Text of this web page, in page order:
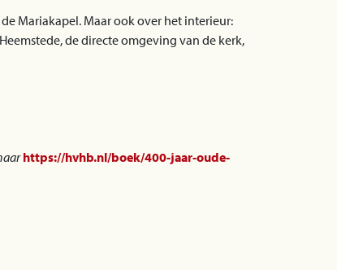
Mariakapel. Maar ook over het interieur:
de directe omgeving van de kerk,
https://hvhb.nl/boek/400-jaar-oude-